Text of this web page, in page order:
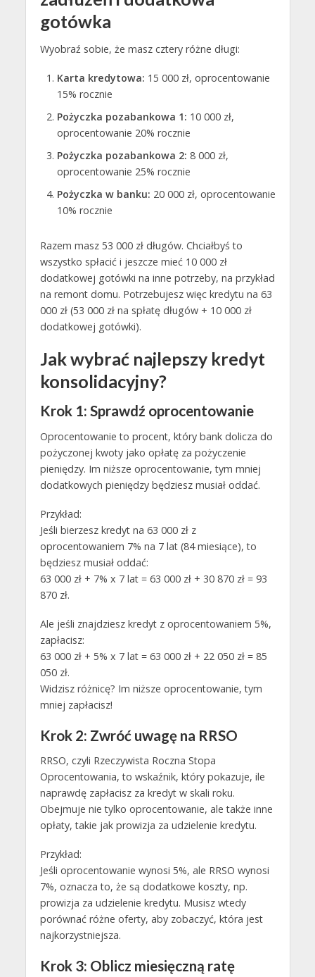
gotówka
Wyobraź sobie, że masz cztery różne długi:
Karta kredytowa: 15 000 zł, oprocentowanie
15% rocznie
Pożyczka pozabankowa 1: 10 000 zł,
oprocentowanie 20% rocznie
Pożyczka pozabankowa 2: 8 000 zł,
oprocentowanie 25% rocznie
Pożyczka w banku: 20 000 zł, oprocentowanie
10% rocznie
Razem masz 53 000 zł długów. Chciałbyś to
wszystko spłacić i jeszcze mieć 10 000 zł
dodatkowej gotówki na inne potrzeby, na przykład
na remont domu. Potrzebujesz więc kredytu na 63
000 zł (53 000 zł na spłatę długów + 10 000 zł
dodatkowej gotówki).
Jak wybrać najlepszy kredyt
konsolidacyjny?
Krok 1: Sprawdź oprocentowanie
Oprocentowanie to procent, który bank dolicza do
pożyczonej kwoty jako opłatę za pożyczenie
pieniędzy. Im niższe oprocentowanie, tym mniej
dodatkowych pieniędzy będziesz musiał oddać.
Przykład:
Jeśli bierzesz kredyt na 63 000 zł z
oprocentowaniem 7% na 7 lat (84 miesiące), to
będziesz musiał oddać:
63 000 zł + 7% x 7 lat = 63 000 zł + 30 870 zł = 93
870 zł.
Ale jeśli znajdziesz kredyt z oprocentowaniem 5%,
zapłacisz:
63 000 zł + 5% x 7 lat = 63 000 zł + 22 050 zł = 85
050 zł.
Widzisz różnicę? Im niższe oprocentowanie, tym
mniej zapłacisz!
Krok 2: Zwróć uwagę na RRSO
RRSO, czyli Rzeczywista Roczna Stopa
Oprocentowania, to wskaźnik, który pokazuje, ile
naprawdę zapłacisz za kredyt w skali roku.
Obejmuje nie tylko oprocentowanie, ale także inne
opłaty, takie jak prowizja za udzielenie kredytu.
Przykład:
Jeśli oprocentowanie wynosi 5%, ale RRSO wynosi
7%, oznacza to, że są dodatkowe koszty, np.
prowizja za udzielenie kredytu. Musisz wtedy
porównać różne oferty, aby zobaczyć, która jest
najkorzystniejsza.
Krok 3: Oblicz miesięczną ratę